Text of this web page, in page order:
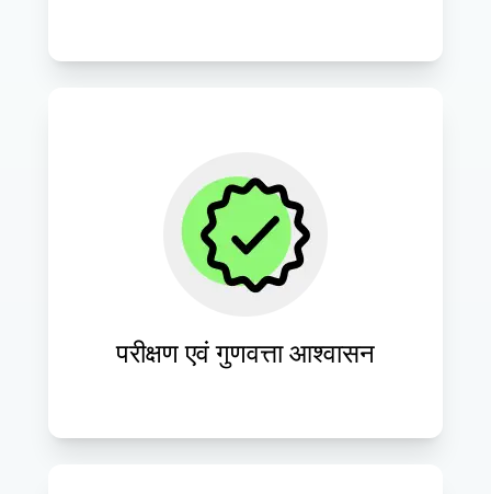
परीक्षण एवं गुणवत्ता आश्वासन
वेबसाइट के सर्वोत्तम प्रदर्शन, उपयोगिता और
विश्वसनीयता सुनिश्चित करने के लिए कठोर
परीक्षण प्रक्रियाएँ संचालित करें।